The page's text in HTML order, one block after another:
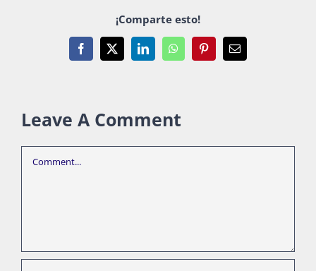
¡Comparte esto!
Facebook
X LinkedInWhatsAppPinterestEmail
Leave A Comment
Comment